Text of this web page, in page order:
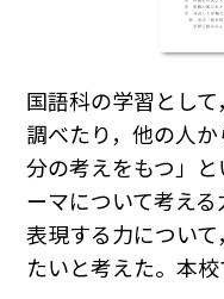
国語科の学習とし
調べたり，他の人
分の考えをもつ」
ーマについて考え
表現する力につい
たいと考えた。本校